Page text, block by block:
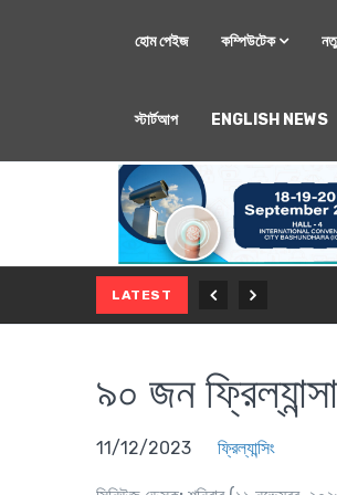
হোম পেইজ কম্পিউটেক
স্টার্টআপ ENGLISH NEWS
LATEST
৯০ জন
11/12/2023 ফ্রিল্যান্সিং